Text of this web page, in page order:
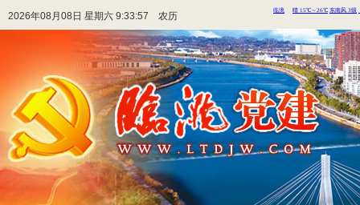
2026年08月08日 星期六 9:33:57 农历